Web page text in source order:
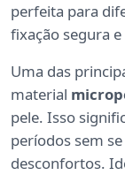
perfeita para
fixação segura
Uma das
material
pele. Isso
períodos sem
desconfortos.